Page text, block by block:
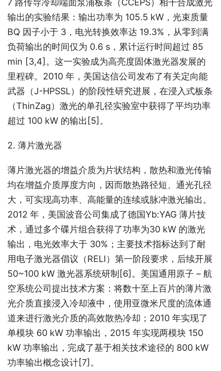
7 路传导冷却端面泵浦板条（CCEPS）相干合成激光
输出的实验结果：输出功率为 105.5 kW，光束质量
BQ 因子小于 3，电光转换效率达 19.3%，从零到满
负荷输出的时间仅为 0.6 s，累计运行时间超过 85
min [3,4]。这一实验成为高亮度固体激光器发展的
里程碑。2010 年，美国达信公司发布了有关定向能
武器（J-HPSSL）的阶段性研究进展，在浸入式板条
（ThinZag）激光的单孔径实验室中获得了平均功率
超过 100 kW 的输出 [5] 。
2. 薄片激光器
薄片激光器的增益介质为片状结构，散热和激光传输
均在增益介质厚度方向，因而散热路径短、通光孔径
大，可实现高功率、高能量的连续或脉冲激光输出。
2012 年，美国波音公司集成了德国Yb:YAG 薄片技
术，通过多个碟片组合获得了功率为30 kW 的激光
输出，电光效率大于 30%；主要技术指标达到了耐
用电子激光器倡议（RELI）第一阶段要求，后续开展
50~100 kW 激光器系统研制 [6] 。美国通用原子 – 航
空系统公司提出技术方案：将数十至上百片的薄片激
光介质直接浸入冷却液中，使用亚微米尺度的流体通
道来进行激光介质的高效散热冷却；2010 年实现了
单模块 60 kW 功率输出，2015 年实现两模块 150
kW 功率输出，完成了基于相关技术途径的 800 kW
功率输出概念设计[7] 。